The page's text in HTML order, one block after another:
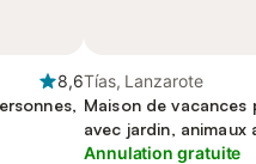
8,6Tías, Lanzarote
Maison de vacances
avec jardin, animaux
Annulation gratuite